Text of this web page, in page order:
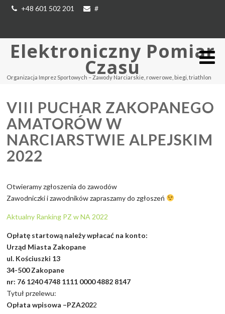
+48 601 502 201 #
Elektroniczny Pomiar
Czasu
Organizacja Imprez Sportowych – Zawody Narciarskie, rowerowe, biegi, triathlon
VIII PUCHAR ZAKOPANEGO
AMATORÓW W
NARCIARSTWIE ALPEJSKIM
2022
Otwieramy zgłoszenia do zawodów
Zawodniczki i zawodników zapraszamy do zgłoszeń
Aktualny Ranking PZ w NA 2022
Opłatę startową należy wpłacać na konto:
Urząd Miasta Zakopane
ul. Kościuszki 13
34-500 Zakopane
nr: 76 1240 4748 1111 0000 4882 8147
Tytuł przelewu:
Opłata wpisowa –PZA2022